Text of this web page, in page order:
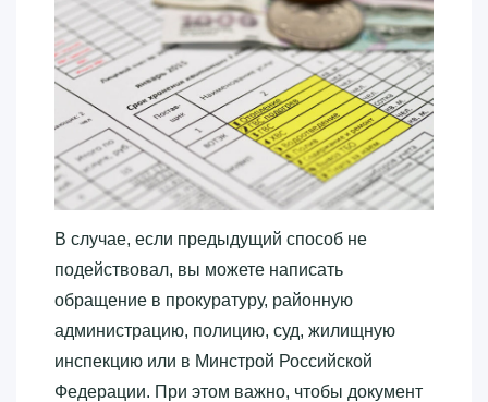
В случае, если предыдущий способ не
подействовал, вы можете написать
обращение в прокуратуру, районную
администрацию, полицию, суд, жилищную
инспекцию или в Минстрой Российской
Федерации. При этом важно, чтобы документ